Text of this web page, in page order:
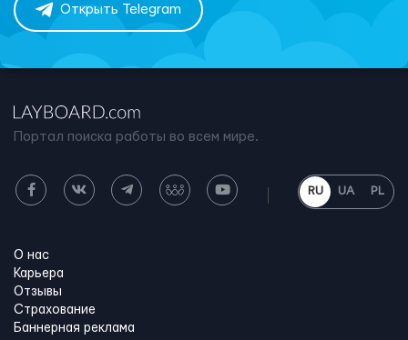
Открыть Telegram
Портал поиска работы во всем мире.
RU UA PL
О нас
Карьера
Отзывы
Страхование
Баннерная реклама